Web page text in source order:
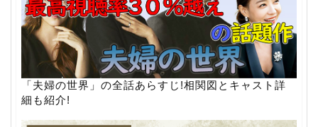
「夫婦の世界」の全話あらすじ!相関図とキャスト詳
細も紹介!